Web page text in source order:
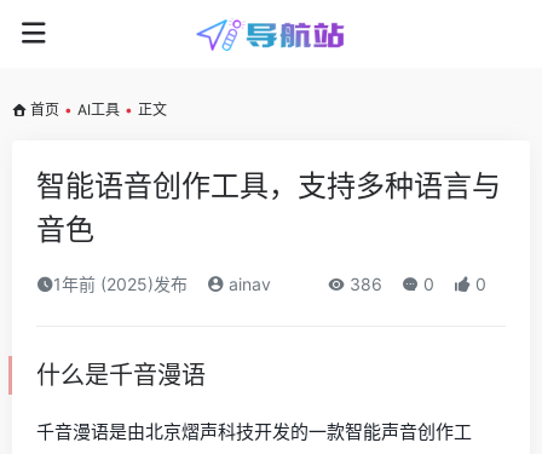
首页 • AI工具 • 正文
智能语音创作工具，支持多种语言与
音色
1年前 (2025)发布 ainav 386 0 0
什么是千音漫语
千音漫语是由北京熠声科技开发的一款智能声音创作工